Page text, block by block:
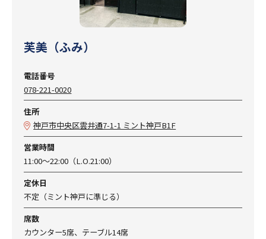
芙美（ふみ）
電話番号
078-221-0020
住所
神戸市中央区雲井通7-1-1 ミント神戸B1F
営業時間
11:00～22:00（L.O.21:00）
定休日
不定（ミント神戸に準じる）
席数
カウンター5席、テーブル14席